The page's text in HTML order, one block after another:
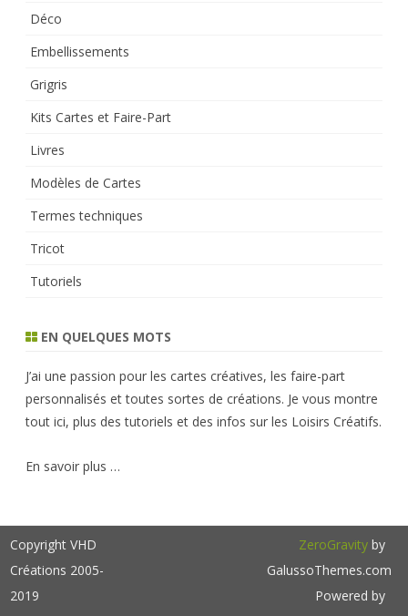
Déco
Embellissements
Grigris
Kits Cartes et Faire-Part
Livres
Modèles de Cartes
Termes techniques
Tricot
Tutoriels
EN QUELQUES MOTS
J’ai une passion pour les cartes créatives, les faire-part
personnalisés et toutes sortes de créations. Je vous montre
tout ici, plus des tutoriels et des infos sur les Loisirs Créatifs.
En savoir plus …
Copyright VHD
Créations 2005-
2019
ZeroGravityby
GalussoThemes.com
Powered by